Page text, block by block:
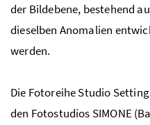
der Bildebene, bestehend
dieselben Anomalien
werden.
Die Fotoreihe Studio
den Fotostudios SIMONE